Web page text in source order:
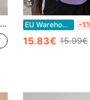
14
EU Warehouse -
15.83€ 15.99€